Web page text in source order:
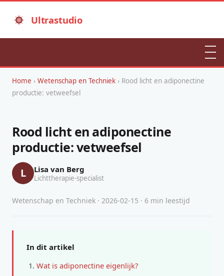
Ultrastudio
Home › Wetenschap en Techniek › Rood licht en adiponectine
productie: vetweefsel
Rood licht en adiponectine
productie: vetweefsel
L Lisa van Berg
Lichttherapie-specialist
Wetenschap en Techniek · 2026-02-15 · 6 min leestijd
In dit artikel
Wat is adiponectine eigenlijk?